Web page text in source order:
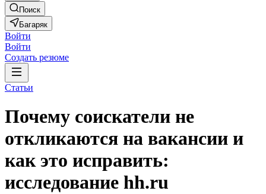
Поиск
Багаряк
Войти
Войти
Создать резюме
Статьи
Почему соискатели не
откликаются на вакансии и
как это исправить:
исследование hh.ru